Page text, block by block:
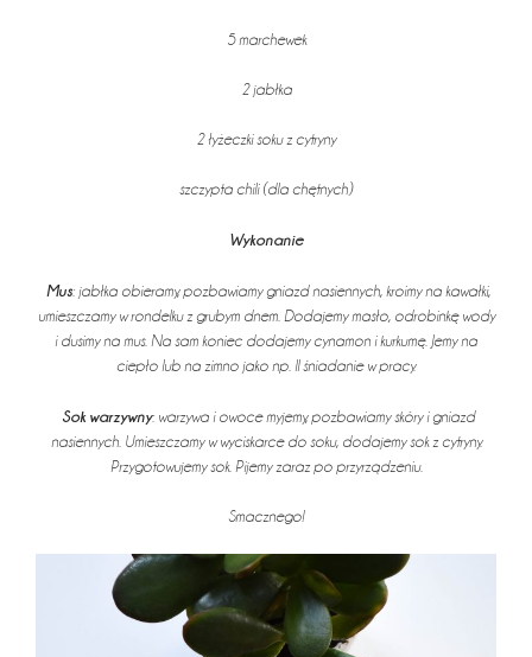
5 marchewek
2 jabłka
2 łyżeczki soku z cytryny
szczypta chili (dla chętnych)
Wykonanie
Mus: jabłka obieramy, pozbawiamy gniazd nasiennych, kroimy na kawałki,
umieszczamy w rondelku z grubym dnem. Dodajemy masło, odrobinkę wody
i dusimy na mus. Na sam koniec dodajemy cynamon i kurkumę. Jemy na
ciepło lub na zimno jako np. II śniadanie w pracy.
Sok warzywny: warzywa i owoce myjemy, pozbawiamy skóry i gniazd
nasiennych. Umieszczamy w wyciskarce do soku, dodajemy sok z cytryny.
Przygotowujemy sok. Pijemy zaraz po przyrządzeniu.
Smacznego!